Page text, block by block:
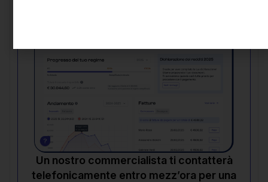
Un nostro commercialista ti contatterà
telefonicamente entro mezz’ora per una